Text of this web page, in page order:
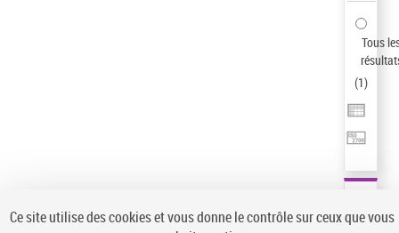
Tous
(1)
Ce site utilise des cookies et vous donne le contrôle sur ceux que vous